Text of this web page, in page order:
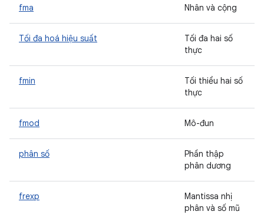
fma Nhân và cộng
Tối đa hoá hiệu suất
Tối đa hai số
thực
fmin
Tối thiểu hai số
thực
fmod Mô-đun
phân số
Phần thập
phân dương
frexp
Mantissa nhị
phân và số mũ